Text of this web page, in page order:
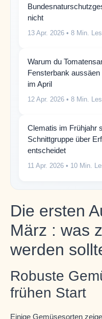
nicht
13 Apr. 2026 • 8 Min.
Warum du
Fensterbank
im April
12 Apr. 2026 • 8 Min.
Clematis im Frühjahr
Schnittgruppe über
entscheidet
11 Apr. 2026 • 10 Min.
Die ersten
März : was
werden
Robuste
frühen Start
Einige Gemüsesorten